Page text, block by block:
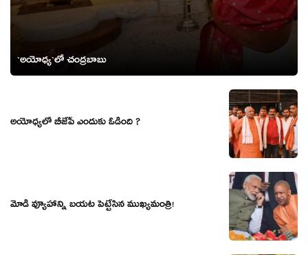
`అయోధ్య`లో చంద్ర‌బాబు
అయోధ్యలో బీజేపీ ఎందుకు ఓడింది ?
మోడీ వ్యూహాన్ని బ‌య‌ట పెట్టేసిన ముఖ్య‌మంత్రి!